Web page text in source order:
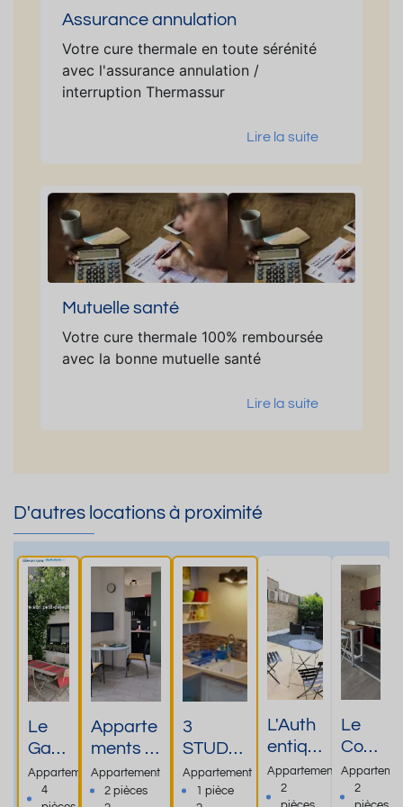
Assurance annulation
Votre cure thermale en toute sérénité
avec l'assurance annulation /
interruption Thermassur
Lire la suite
Mutuelle santé
Votre cure thermale 100% remboursée
avec la bonne mutuelle santé
Lire la suite
D'autres locations à proximité
Le
Gam
bett
A'pp
Appartement
4
Apparte
ments à
50
mètres
Appartement
2 pièces
3
STUDIO
S et 2
T2 à
Appartement
1 pièce
L'Auth
entiqu
e 5 -
En
Appartement
2
Le
Cont
emp
orai
2